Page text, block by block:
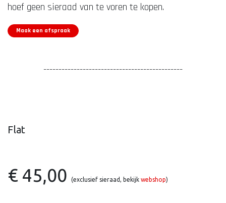
hoef geen sieraad van te voren te kopen.
Maak een afspraak
----------------------------------------------
Flat
€ 45,00 (exclusief sieraad, bekijk webshop)